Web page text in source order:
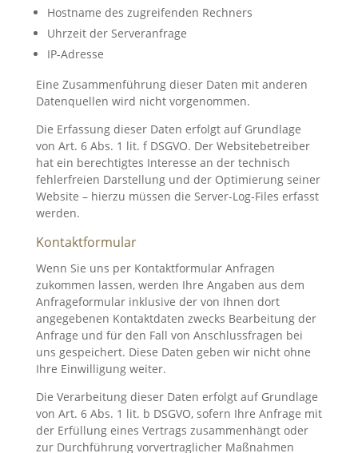
Hostname des zugreifenden Rechners
Uhrzeit der Serveranfrage
IP-Adresse
Eine Zusammenführung dieser Daten mit anderen
Datenquellen wird nicht vorgenommen.
Die Erfassung dieser Daten erfolgt auf Grundlage
von Art. 6 Abs. 1 lit. f DSGVO. Der Websitebetreiber
hat ein berechtigtes Interesse an der technisch
fehlerfreien Darstellung und der Optimierung seiner
Website – hierzu müssen die Server-Log-Files erfasst
werden.
Kontaktformular
Wenn Sie uns per Kontaktformular Anfragen
zukommen lassen, werden Ihre Angaben aus dem
Anfrageformular inklusive der von Ihnen dort
angegebenen Kontaktdaten zwecks Bearbeitung der
Anfrage und für den Fall von Anschlussfragen bei
uns gespeichert. Diese Daten geben wir nicht ohne
Ihre Einwilligung weiter.
Die Verarbeitung dieser Daten erfolgt auf Grundlage
von Art. 6 Abs. 1 lit. b DSGVO, sofern Ihre Anfrage mit
der Erfüllung eines Vertrags zusammenhängt oder
zur Durchführung vorvertraglicher Maßnahmen